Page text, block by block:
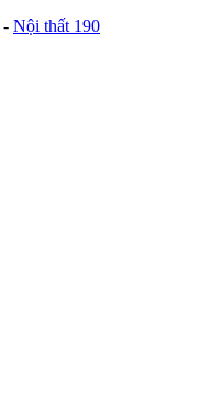
- Nội thất 190